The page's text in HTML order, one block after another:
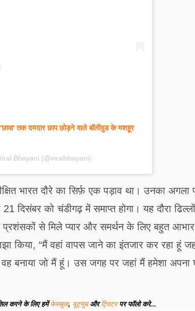
तक दमदार छाप छोड़ने वाले बॉलीवुड के मशहूर
Bhayani (@viralbhayani)
भारत दौरे का सिर्फ़ एक पड़ाव था। उनका अगला
21 दिसंबर को चंडीगढ़ में समाप्त होगा। यह दौरा
प्रशंसकों से मिले प्यार और समर्थन के लिए बहुत आभार
किया, “मैं वहां वापस जाने का इंतजार कर रहा
बनाया जो मैं हूं। उस जगह पर जहां मैं हमेशा अपना
करने के लिए हमेंफेसबुक, यूट्यूबऔरट्विटरपर फॉलो करे...